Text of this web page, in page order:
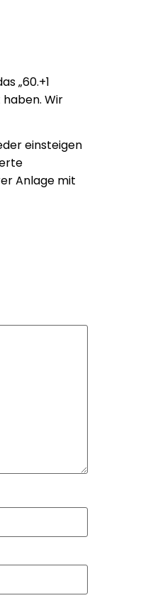
„60.+1
Wir
einsteigen
Anlage mit